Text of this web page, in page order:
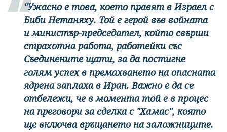
"Ужасно е това, което правят в Израел с
Биби Нетаняху. Той е герой във войната
и министър-председател, който свърши
страхотна работа, работейки със
Съединените щати, за да постигне
голям успех в премахването на опасната
ядрена заплаха в Иран. Важно е да се
отбележи, че в момента той е в процес
на преговори за сделка с "Хамас", която
ще включва връщането на заложниците.